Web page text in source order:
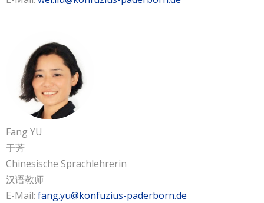
Fang YU
于芳
Chinesische Sprachlehrerin
汉语教师
E-Mail: fang.yu@konfuzius-paderborn.de